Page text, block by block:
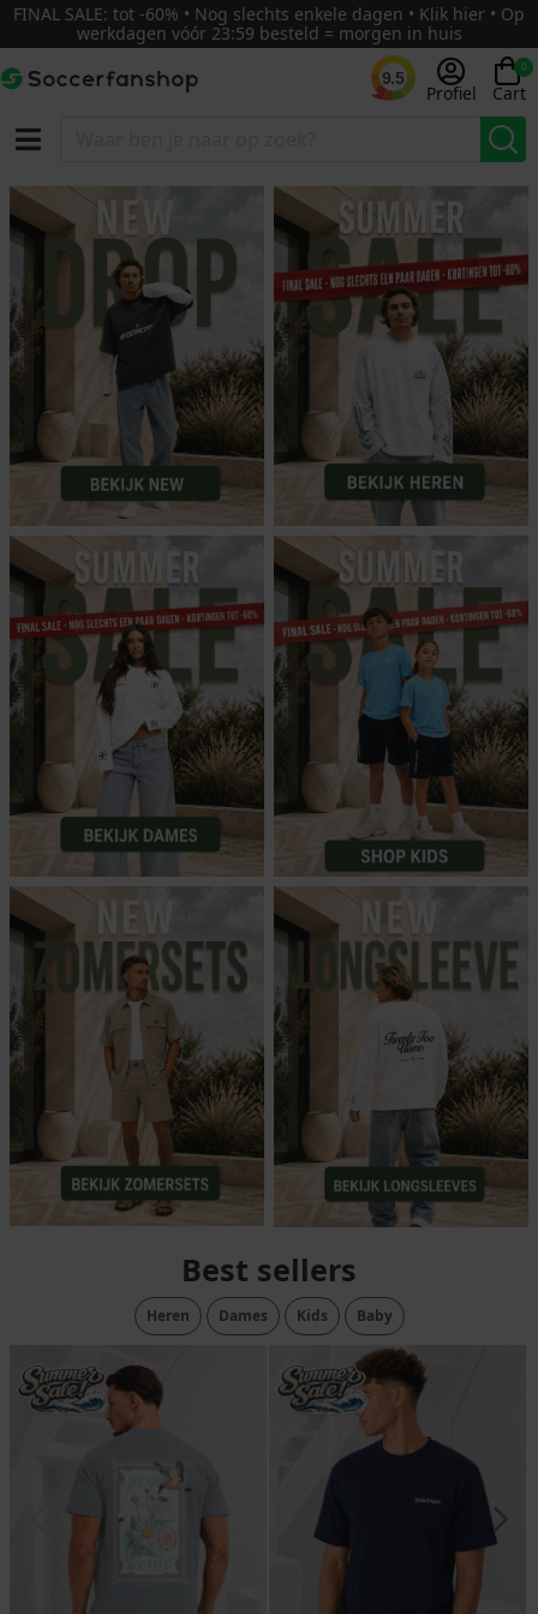
FINAL SALE: tot -60% • Nog slechts enkele dagen • Klik hier • Op
werkdagen vóór 23:59 besteld = morgen in huis
9.5
Profiel
0
Cart
Best sellers
Heren Dames Kids Baby